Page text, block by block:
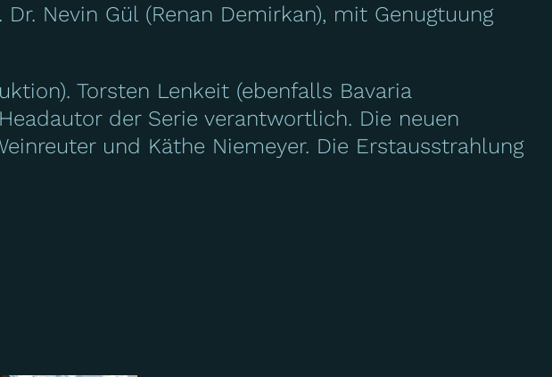
Nevin Gül (Renan Demirkan), mit Genugtuung
Torsten Lenkeit (ebenfalls Bavaria
der Serie verantwortlich. Die neuen
und Käthe Niemeyer. Die Erstausstrahlung